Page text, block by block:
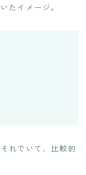
たイメージ。
れでいて、比較的